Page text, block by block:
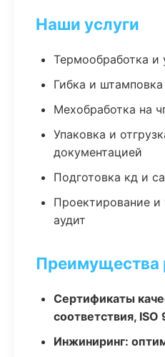
Наши услуги
Термообработка и
Гибка и штамповка
Мехобработка на
Упаковка и
документацией
Подготовка кд и
Проектирование и
аудит
Преимущества
Сертификаты
соответствия, ISO
Инжиниринг: